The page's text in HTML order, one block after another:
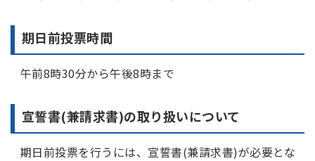
期日前投票時間
午前8時30分から午後8時まで
宣誓書(兼請求書)の取り扱いについて
期日前投票を行うには、宣誓書(兼請求書)が必要とな